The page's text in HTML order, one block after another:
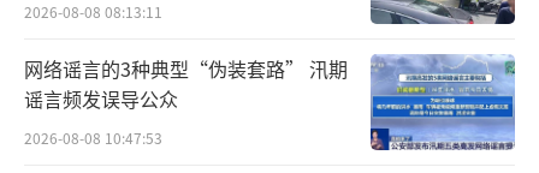
2026-08-08 08:13:11
网络谣言的3种典型“伪装套路” 汛期
谣言频发误导公众
2026-08-08 10:47:53